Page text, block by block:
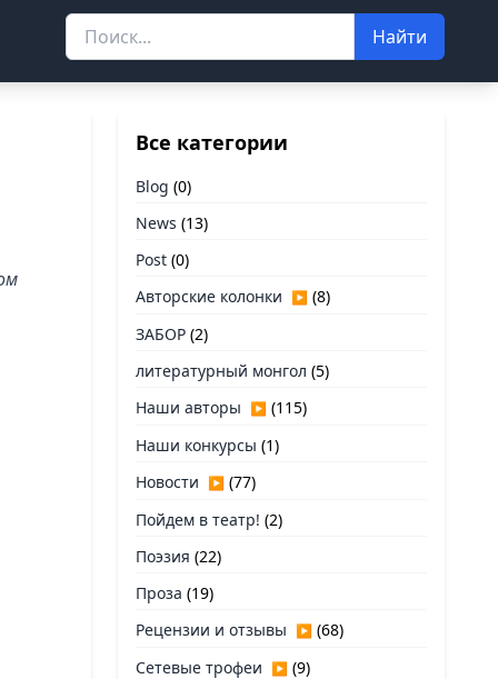
Найти
Все категории
Blog (0)
News (13)
Post (0)
Авторские колонки ▶ (8)
ЗАБОР (2)
литературный монгол (5)
Наши авторы ▶ (115)
Наши конкурсы (1)
Новости ▶ (77)
Пойдем в театр! (2)
Поэзия (22)
Проза (19)
Рецензии и отзывы ▶ (68)
Сетевые трофеи ▶ (9)